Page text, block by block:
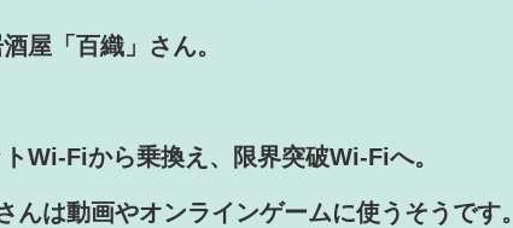
屋「百織」さん。
Wi-Fiから乗換え、限界突破Wi-Fiへ。
んは動画やオンラインゲームに使うそうです。